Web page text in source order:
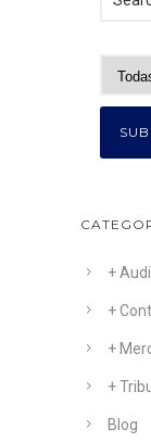
+
+
+
+
Blog